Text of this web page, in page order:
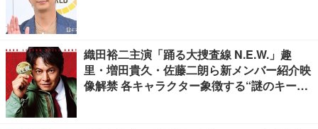
織田裕二主演「踊る大捜査線 N.E.W.」趣
里・増田貴久・佐藤二朗ら新メンバー紹介映
像解禁 各キャラクター象徴する“謎のキーワ